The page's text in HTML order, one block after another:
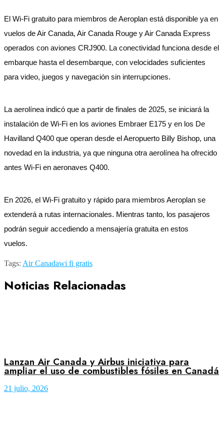
El Wi-Fi gratuito para miembros de Aeroplan está disponible ya en
vuelos de Air Canada, Air Canada Rouge y Air Canada Express
operados con aviones CRJ900. La conectividad funciona desde el
embarque hasta el desembarque, con velocidades suficientes
para video, juegos y navegación sin interrupciones.
La aerolínea indicó que a partir de finales de 2025, se iniciará la
instalación de Wi-Fi en los aviones Embraer E175 y en los De
Havilland Q400 que operan desde el Aeropuerto Billy Bishop, una
novedad en la industria, ya que ninguna otra aerolínea ha ofrecido
antes Wi-Fi en aeronaves Q400.
En 2026, el Wi-Fi gratuito y rápido para miembros Aeroplan se
extenderá a rutas internacionales. Mientras tanto, los pasajeros
podrán seguir accediendo a mensajería gratuita en estos
vuelos.
Tags: Air Canadawi fi gratis
Noticias Relacionadas
Lanzan Air Canada y Airbus iniciativa para
ampliar el uso de combustibles fósiles en Canadá
21 julio, 2026